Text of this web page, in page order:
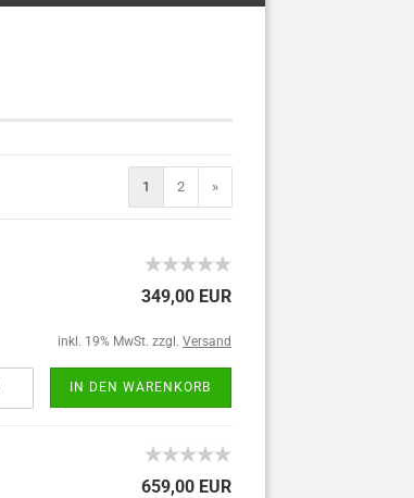
1 2 »
349,00 EUR
inkl. 19% MwSt. zzgl. Versand
IN DEN WARENKORB
659,00 EUR